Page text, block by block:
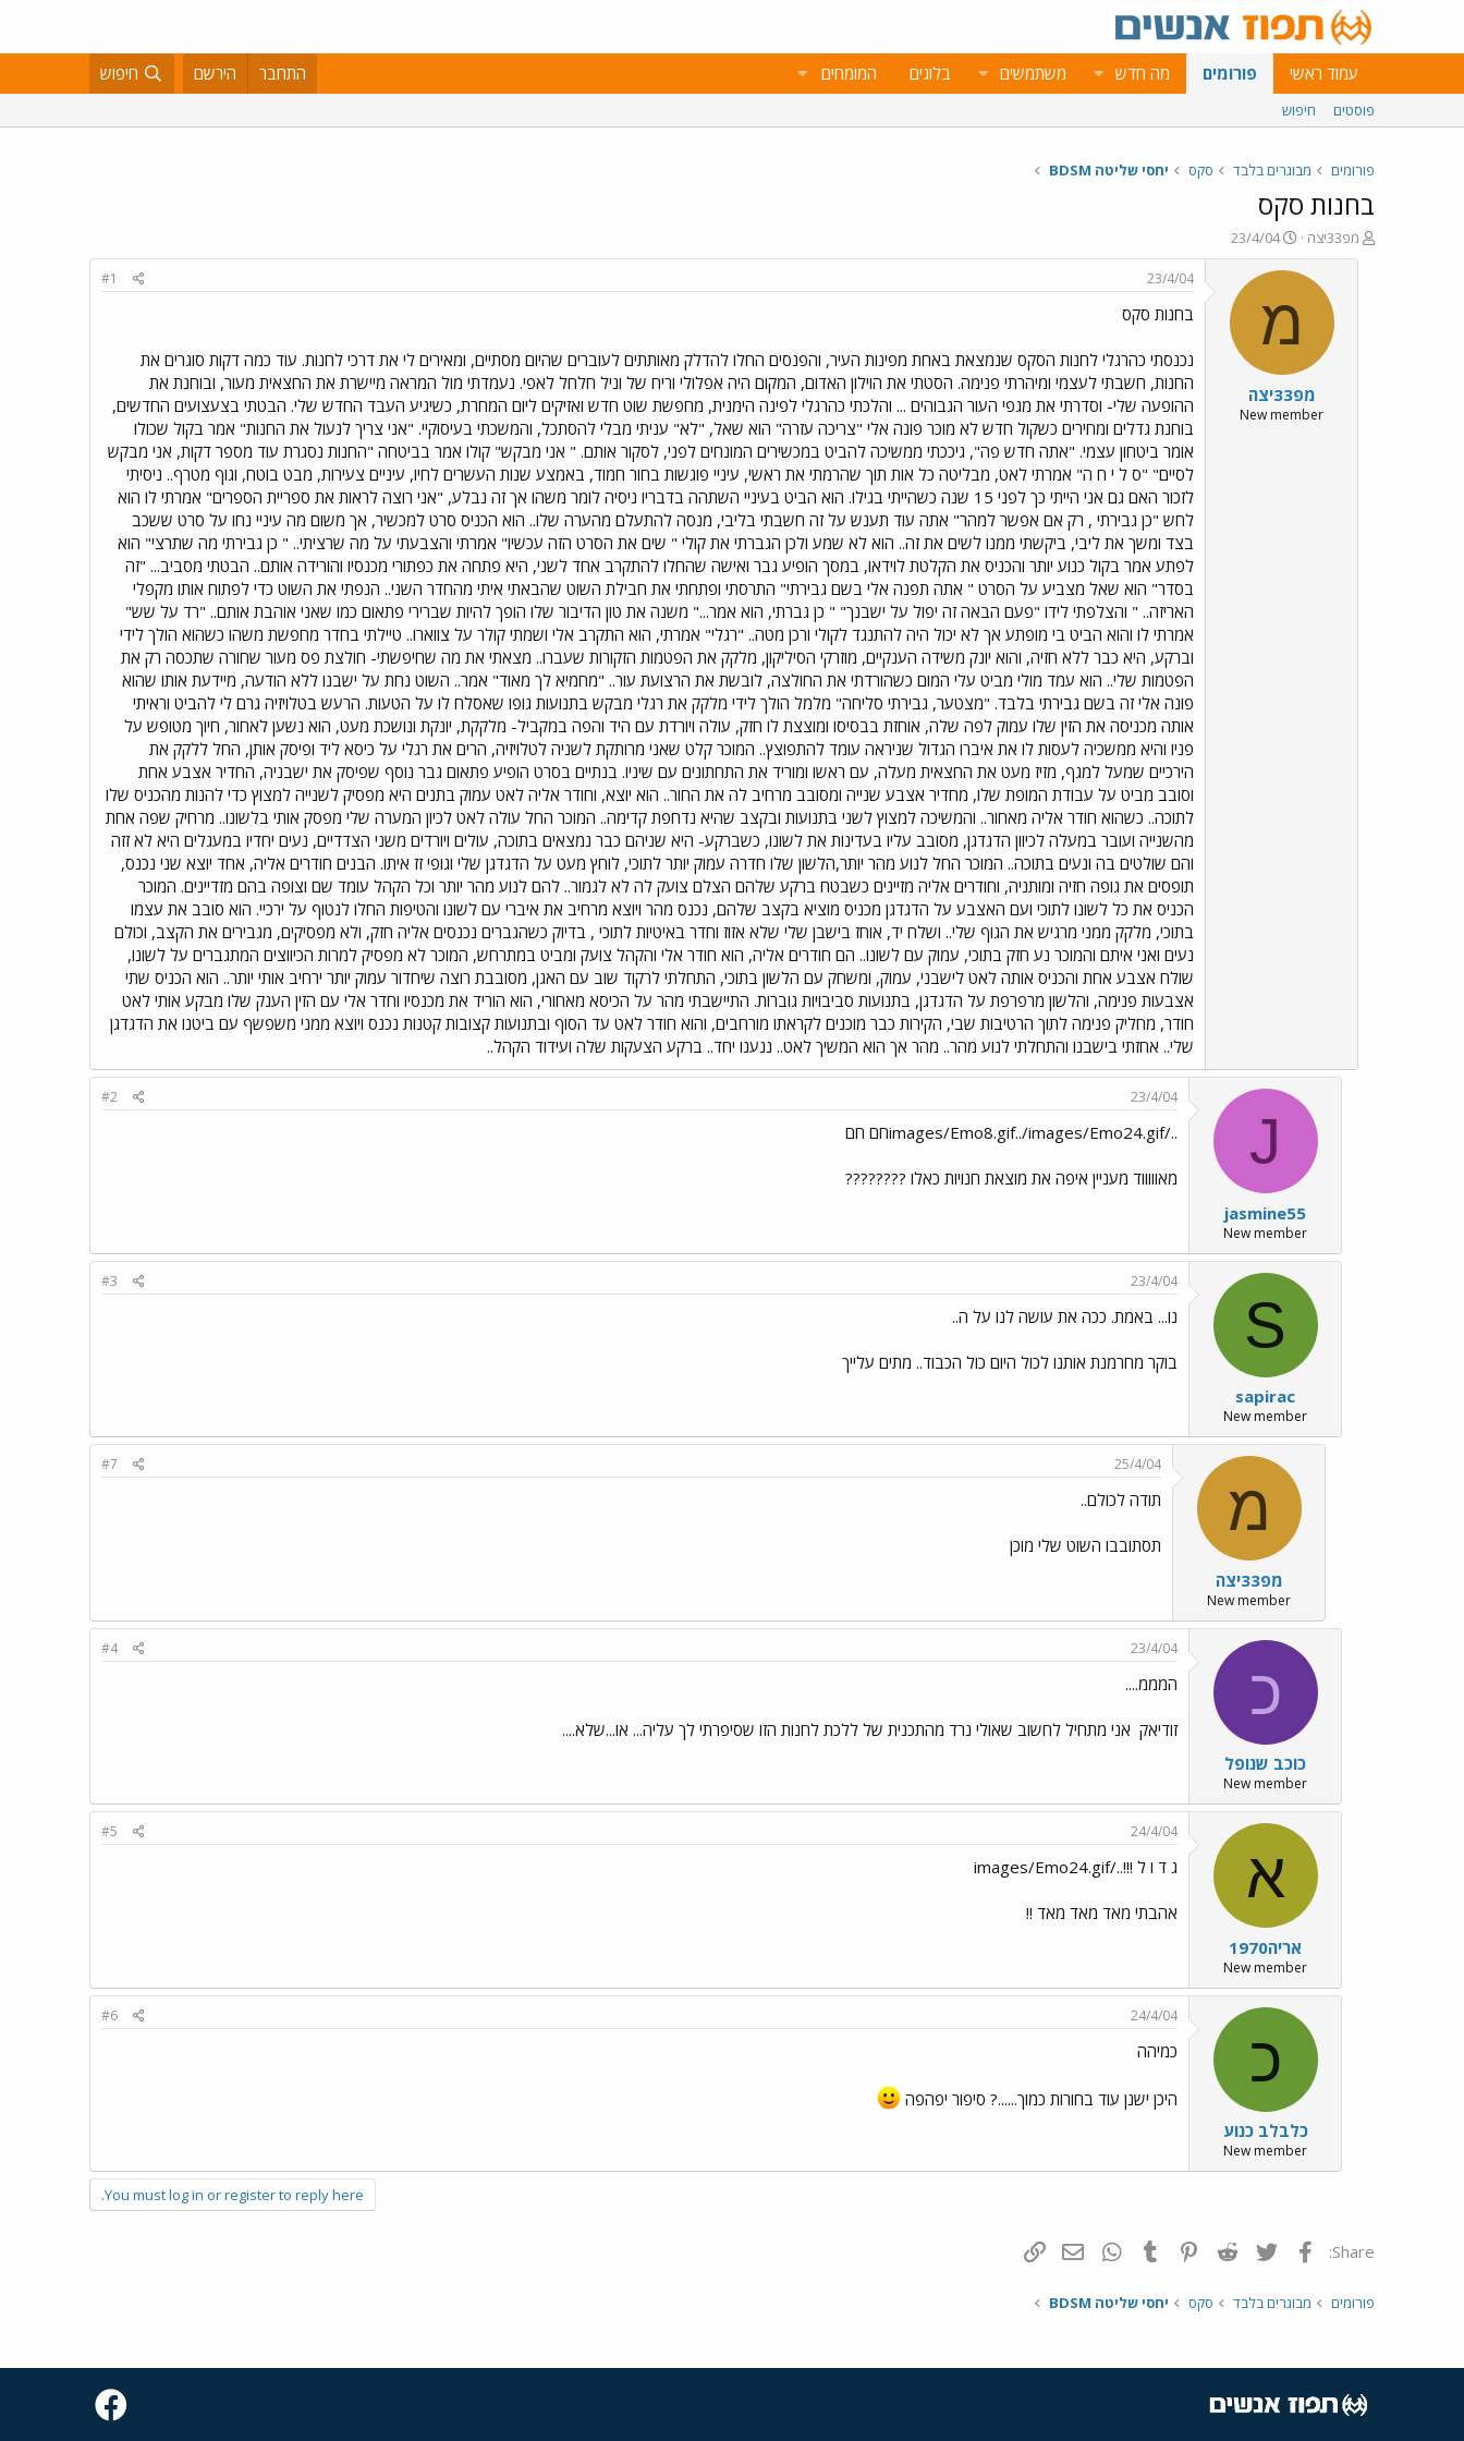
עמוד ראשי פורומים מה חדש משתמשים בלוגים המומחים התחבר הירשם חיפוש
פוסטים חיפוש
פורומים מבוגרים בלבד סקס יחסי שליטה BDSM
בחנות סקס
פ
ו
מפ33יצה
פ
ו
ר
ם
ב
א
ר
י
23/4/04
מ
מפ33יצה
New member
23/4/04
#1
בחנות סקס
נכנסתי כהרגלי לחנות הסקס שנמצאת באחת מפינות העיר, והפנסים החלו להדלק מאותתים לעוברים שהיום מסתיים, ומאירים לי את דרכי לחנות. עוד כמה דקות סוגרים את
החנות, חשבתי לעצמי ומיהרתי פנימה. הסטתי את הוילון האדום, המקום היה אפלולי וריח של וניל חלחל לאפי. נעמדתי מול המראה מיישרת את החצאית מעור, ובוחנת את
ההופעה שלי- וסדרתי את מגפי העור הגבוהים ... והלכתי כהרגלי לפינה הימנית, מחפשת שוט חדש ואזיקים ליום המחרת, כשיגיע העבד החדש שלי. הבטתי בצעצועים החדשים,
בוחנת גדלים ומחירים כשקול חדש לא מוכר פונה אלי "צריכה עזרה" הוא שאל, "לא" עניתי מבלי להסתכל, והמשכתי בעיסוקיי. "אני צריך לנעול את החנות" אמר בקול שכולו
אומר ביטחון עצמי. "אתה חדש פה", גיככתי ממשיכה להביט במכשירים המונחים לפני, לסקור אותם. " אני מבקש" קולו אמר בביטחה "החנות נסגרת עוד מספר דקות, אני מבקש
לסיים" "ס ל י ח ה" אמרתי לאט, מבליטה כל אות תוך שהרמתי את ראשי, עיניי פוגשות בחור חמוד, באמצע שנות העשרים לחיו, עיניים צעירות, מבט בוטח, וגוף מטרף.. ניסיתי
לזכור האם גם אני הייתי כך לפני 15 שנה כשהייתי בגילו. הוא הביט בעיניי השתהה בדבריו ניסיה לומר משהו אך זה נבלע, "אני רוצה לראות את ספריית הספרים" אמרתי לו הוא
לחש "כן גבירתי , רק אם אפשר למהר" אתה עוד תענש על זה חשבתי בליבי, מנסה להתעלם מהערה שלו.. הוא הכניס סרט למכשיר, אך משום מה עיניי נחו על סרט ששכב
בצד ומשך את ליבי, ביקשתי ממנו לשים את זה.. הוא לא שמע ולכן הגברתי את קולי " שים את הסרט הזה עכשיו" אמרתי והצבעתי על מה שרציתי.. " כן גבירתי מה שתרצי" הוא
לפתע אמר בקול כנוע יותר והכניס את הקלטת לוידאו, במסך הופיע גבר ואישה שהחלו להתקרב אחד לשני, היא פתחה את כפתורי מכנסיו והורידה אותם.. הבטתי מסביב... "זה
בסדר" הוא שאל מצביע על הסרט " אתה תפנה אלי בשם גבירתי" התרסתי ופתחתי את חבילת השוט שהבאתי איתי מהחדר השני.. הנפתי את השוט כדי לפתוח אותו מקפלי
האריזה.. " והצלפתי לידו "פעם הבאה זה יפול על ישבנך" " כן גברתי, הוא אמר..." משנה את טון הדיבור שלו הופך להיות שברירי פתאום כמו שאני אוהבת אותם.. "רד על שש"
אמרתי לו והוא הביט בי מופתע אך לא יכול היה להתנגד לקולי ורכן מטה.. "רגלי" אמרתי, הוא התקרב אלי ושמתי קולר על צווארו.. טיילתי בחדר מחפשת משהו כשהוא הולך לידי
וברקע, היא כבר ללא חזיה, והוא יונק משידה הענקיים, מוזרקי הסיליקון, מלקק את הפטמות הזקורות שעברו.. מצאתי את מה שחיפשתי- חולצת פס מעור שחורה שתכסה רק את
הפטמות שלי.. הוא עמד מולי מביט עלי המום כשהורדתי את החולצה, לובשת את הרצועת עור.. "מחמיא לך מאוד" אמר.. השוט נחת על ישבנו ללא הודעה, מיידעת אותו שהוא
פונה אלי זה בשם גבירתי בלבד. "מצטער, גבירתי סליחה" מלמל הולך לידי מלקק את רגלי מבקש בתנועות גופו שאסלח לו על הטעות. הרעש בטלויזיה גרם לי להביט וראיתי
אותה מכניסה את הזין שלו עמוק לפה שלה, אוחזת בבסיסו ומוצצת לו חזק, עולה ויורדת עם היד והפה במקביל- מלקקת, יונקת ונושכת מעט, הוא נשען לאחור, חיוך מטופש על
פניו והיא ממשכיה לעסות לו את איברו הגדול שניראה עומד להתפוצץ.. המוכר קלט שאני מרותקת לשניה לטלויזיה, הרים את רגלי על כיסא ליד ופיסק אותן, החל ללקק את
הירכיים שמעל למגף, מזיז מעט את החצאית מעלה, עם ראשו ומוריד את התחתונים עם שיניו. בנתיים בסרט הופיע פתאום גבר נוסף שפיסק את ישבניה, החדיר אצבע אחת
וסובב מביט על עבודת המופת שלו, מחדיר אצבע שנייה ומסובב מרחיב לה את החור.. הוא יוצא, וחודר אליה לאט עמוק בתנים היא מפסיק לשנייה למצוץ כדי להנות מהכניס שלו
לתוכה.. כשהוא חודר אליה מאחור.. והמשיכה למצוץ לשני בתנועות ובקצב שהיא נדחפת קדימה.. המוכר החל עולה לאט לכיון המערה שלי מפסק אותי בלשונו.. מרחיק שפה אחת
מהשנייה ועובר במעלה לכיוון הדגדגן, מסובב עליו בעדינות את לשונו, כשברקע- היא שניהם כבר נמצאים בתוכה, עולים ויורדים משני הצדדיים, נעים יחדיו במעגלים היא לא זזה
והם שולטים בה ונעים בתוכה.. המוכר החל לנוע מהר יותר,הלשון שלו חדרה עמוק יותר לתוכי, לוחץ מעט על הדגדגן שלי וגופי זז איתו. הבנים חודרים אליה, אחד יוצא שני נכנס,
תופסים את גופה חזיה ומותניה, וחודרים אליה מזיינים כשבטח ברקע שלהם הצלם צועק לה לא לגמור.. להם לנוע מהר יותר וכל הקהל עומד שם וצופה בהם מזדיינים. המוכר
הכניס את כל לשונו לתוכי ועם האצבע על הדגדגן מכניס מוציא בקצב שלהם, נכנס מהר ויוצא מרחיב את איברי עם לשונו והטיפות החלו לנטוף על ירכיי. הוא סובב את עצמו
בתוכי, מלקק ממני מרגיש את הגוף שלי.. ושלח יד, אוחז בישבן שלי שלא אזוז וחדר באיטיות לתוכי , בדיוק כשהגברים נכנסים אליה חזק, ולא מפסיקים, מגבירים את הקצב, וכולם
נעים ואני איתם והמוכר נע חזק בתוכי, עמוק עם לשונו.. הם חודרים אליה, הוא חודר אלי והקהל צועק ומביט במתרחש, המוכר לא מפסיק למרות הכיווצים המתגברים על לשונו,
שולח אצבע אחת והכניס אותה לאט לישבני, עמוק, ומשחק עם הלשון בתוכי, התחלתי לרקוד שוב עם האגן, מסובבת רוצה שיחדור עמוק יותר ירחיב אותי יותר.. הוא הכניס שתי
אצבעות פנימה, והלשון מרפרפת על הדגדגן, בתנועות סביבויות גוברות. התיישבתי מהר על הכיסא מאחורי, הוא הוריד את מכנסיו וחדר אלי עם הזין הענק שלו מבקע אותי לאט
חודר, מחליק פנימה לתוך הרטיבות שבי, הקירות כבר מוכנים לקראתו מורחבים, והוא חודר לאט עד הסוף ובתנועות קצובות קטנות נכנס ויוצא ממני משפשף עם ביטנו את הדגדגן
שלי.. אחזתי בישבנו והתחלתי לנוע מהר.. מהר אך הוא המשיך לאט.. ננענו יחד.. ברקע הצעקות שלה ועידוד הקהל..
J
jasmine55
New member
23/4/04
#2
../images/Emo8.gif../images/Emo24.gifחם חם
מאוווווד מעניין איפה את מוצאת חנויות כאלו ????????
S
sapirac
New member
23/4/04
#3
נו... באמת. ככה את עושה לנו על ה..
בוקר מחרמנת אותנו לכול היום כול הכבוד.. מתים עלייך
מ
מפ33יצה
New member
25/4/04
#7
תודה לכולם..
תסתובבו השוט שלי מוכן
כ
כוכב שנופל
New member
23/4/04
#4
המממ....
זודיאק אני מתחיל לחשוב שאולי נרד מהתכנית של ללכת לחנות הזו שסיפרתי לך עליה... או...שלא....
א
אריה1970
New member
24/4/04
#5
ג ד ו ל !!!../images/Emo24.gif
אהבתי מאד מאד מאד !!
כ
כלבלב כנוע
New member
24/4/04
#6
כמיהה
היכן ישנן עוד בחורות כמוך......? סיפור יפהפה
You must log in or register to reply here.
Share: פייסבוק Twitter
Reddit
Pinterest
Tumblr
WhatsAppדואר אלקטרוני
פורומים מבוגרים בלבד סקס יחסי שליטה BDSM